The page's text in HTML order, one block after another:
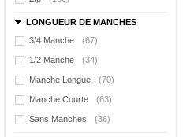
LONGUEUR DE MANCHES
3/4 Manche
(67)
1/2 Manche (34)
Manche Longue (70)
Manche Courte (63)
Sans Manches (36)